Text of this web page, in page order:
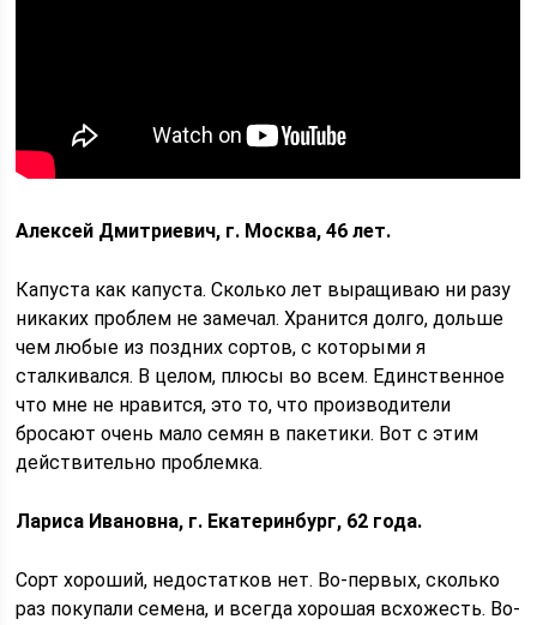
Алексей Дмитриевич, г. Москва, 46 лет.
Капуста как капуста. Сколько лет выращиваю ни разу
никаких проблем не замечал. Хранится долго, дольше
чем любые из поздних сортов, с которыми я
сталкивался. В целом, плюсы во всем. Единственное
что мне не нравится, это то, что производители
бросают очень мало семян в пакетики. Вот с этим
действительно проблемка.
Лариса Ивановна, г. Екатеринбург, 62 года.
Сорт хороший, недостатков нет. Во-первых, сколько
раз покупали семена, и всегда хорошая всхожесть. Во-